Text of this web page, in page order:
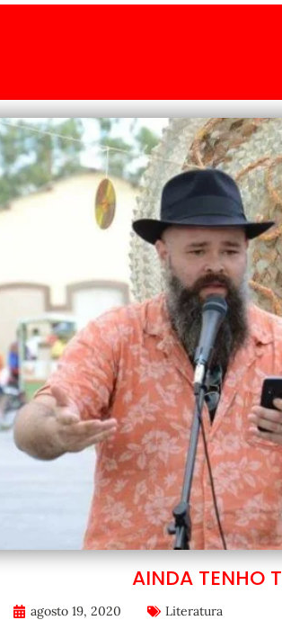
AINDA TENHO
agosto 19, 2020 Literatura